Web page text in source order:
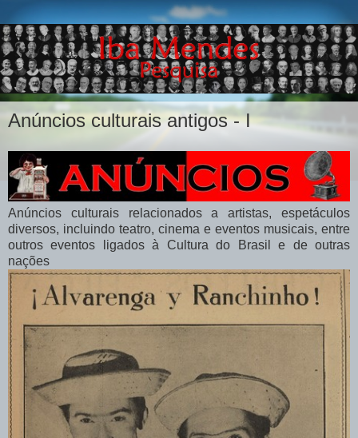
Anúncios culturais antigos - I
Anúncios culturais relacionados a artistas, espetáculos
diversos, incluindo teatro, cinema e eventos musicais, entre
outros eventos ligados à Cultura do Brasil e de outras
nações